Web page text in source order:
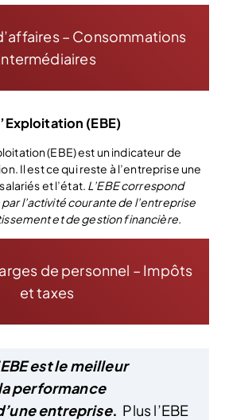
– Consommations
(EBE)
(EBE) est un indicateur de
Il est ce qui reste à l’entreprise une
et l’état. L’EBE correspond
l’activité courante de l’entreprise
et de gestion financière.
de personnel – Impôts
et taxes
est le meilleur
performance
entreprise. Plus l’EBE